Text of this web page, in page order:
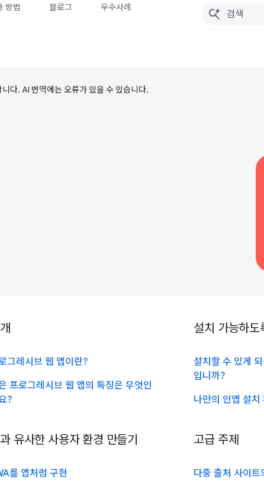
방법 블로그 우수사례
다. AI 번역에는 오류가 있을 수 있습니다.
그레시브 웹 앱이란?
프로그레시브 웹 앱의 특징은 무엇인
?
설치 가능하도
설치할 수 있게
입니까?
나만의 인앱 설치
유사한 사용자 환경 만들기
를 앱처럼 구현
고급 주제
다중 출처 사이트